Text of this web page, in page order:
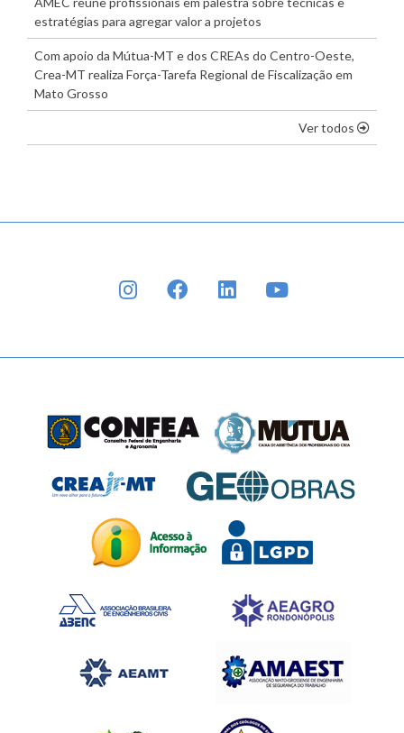
estratégias para agregar valor a projetos
Com apoio da Mútua-MT e dos CREAs do Centro-Oeste,
Crea-MT realiza Força-Tarefa Regional de Fiscalização em
Mato Grosso
Ver todos os
INSTAGRAMFACEBOOKLINKEDIN